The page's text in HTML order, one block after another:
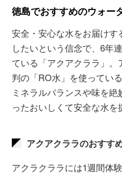
徳島でおすすめのウォー
安全・安心な水をお届け
したいという信念で、6年
ている「アクアクララ」
判の「RO水」を使ってい
ミネラルバランスや味を
ったおいしくて安全な水を
アクアクララのおすす
アクラクララには1週間体